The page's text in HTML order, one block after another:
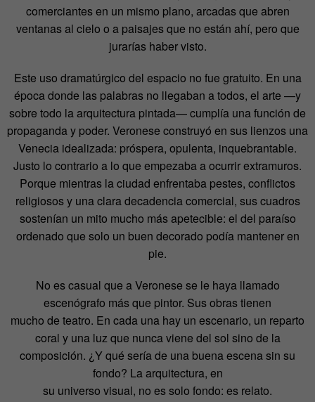
comerciantes en un mismo plano, arcadas que abren
ventanas al cielo o a paisajes que no están ahí, pero que
jurarías haber visto.
Este uso dramatúrgico del espacio no fue gratuito. En una
época donde las palabras no llegaban a todos, el arte —y
sobre todo la arquitectura pintada— cumplía una función de
propaganda y poder. Veronese construyó en sus lienzos una
Venecia idealizada: próspera, opulenta, inquebrantable.
Justo lo contrario a lo que empezaba a ocurrir extramuros.
Porque mientras la ciudad enfrentaba pestes, conflictos
religiosos y una clara decadencia comercial, sus cuadros
sostenían un mito mucho más apetecible: el del paraíso
ordenado que solo un buen decorado podía mantener en
pie.
No es casual que a Veronese se le haya llamado
escenógrafo más que pintor. Sus obras tienen
mucho de teatro. En cada una hay un escenario, un reparto
coral y una luz que nunca viene del sol sino de la
composición. ¿Y qué sería de una buena escena sin su
fondo? La arquitectura, en
su universo visual, no es solo fondo: es relato.